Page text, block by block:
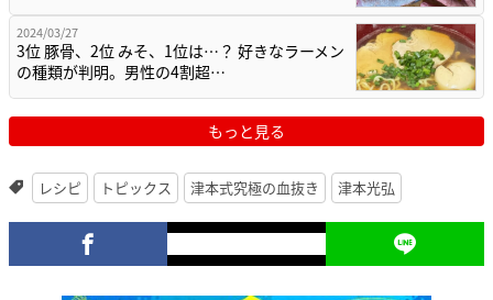
2024/03/27
3位 豚骨、2位 みそ、1位は…？ 好きなラーメン
の種類が判明。男性の4割超…
もっと見る
レシピ トピックス 津本式究極の血抜き 津本光弘